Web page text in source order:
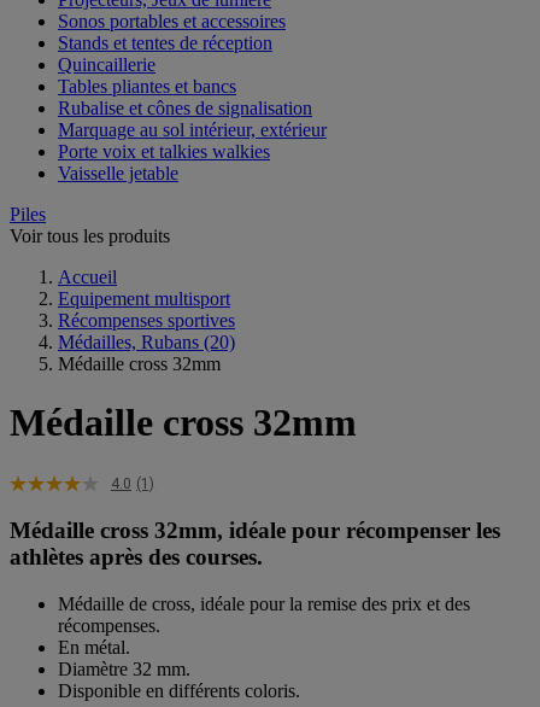
Sonos portables et accessoires
Stands et tentes de réception
Quincaillerie
Tables pliantes et bancs
Rubalise et cônes de signalisation
Marquage au sol intérieur, extérieur
Porte voix et talkies walkies
Vaisselle jetable
Piles
Voir tous les produits
Accueil
Equipement multisport
Récompenses sportives
Médailles, Rubans (20)
Médaille cross 32mm
Médaille cross 32mm
4.0 (1)
Médaille cross 32mm, idéale pour récompenser les
athlètes après des courses.
Médaille de cross, idéale pour la remise des prix et des
récompenses.
En métal.
Diamètre 32 mm.
Disponible en différents coloris.